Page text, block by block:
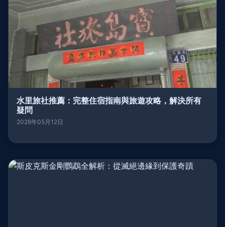
水里旅社推薦：完整住宿指南與旅遊攻略，解決所有
疑問
2026年05月12日